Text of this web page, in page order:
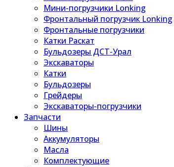
Мини-погрузчики Lonking
Фронтальный погрузчик Lonking
Фронтальные погрузчики
Катки Раскат
Бульдозеры ДСТ-Урал
Экскаваторы
Катки
Бульдозеры
Грейдеры
Экскаваторы-погрузчики
Запчасти
Шины
Аккумуляторы
Масла
Комплектующие